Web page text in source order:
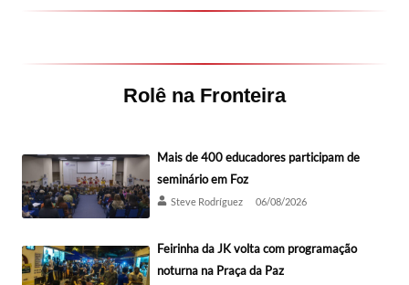
Rolê na Fronteira
Mais de 400 educadores participam de
seminário em Foz
Steve Rodríguez 06/08/2026
Feirinha da JK volta com programação
noturna na Praça da Paz